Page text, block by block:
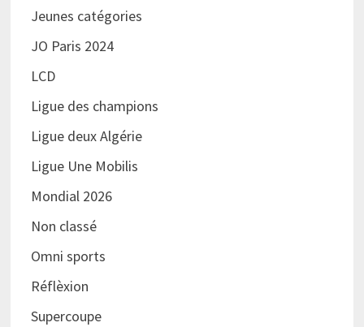
Jeunes catégories
JO Paris 2024
LCD
Ligue des champions
Ligue deux Algérie
Ligue Une Mobilis
Mondial 2026
Non classé
Omni sports
Réflèxion
Supercoupe